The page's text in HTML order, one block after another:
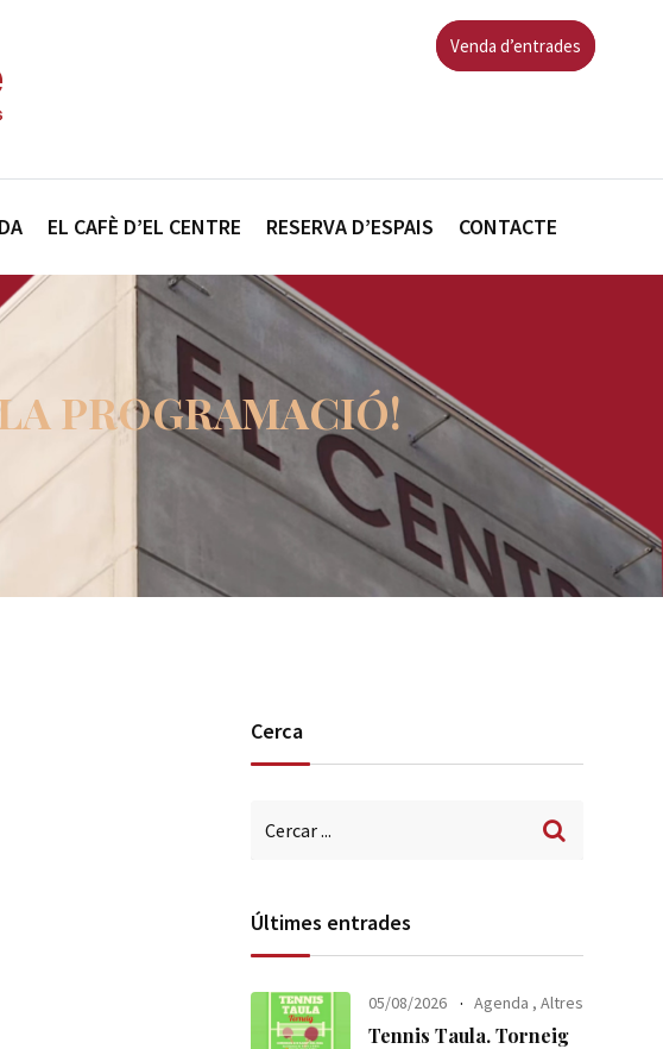
Venda d’entrades
EL CAFÈ D’EL CENTRE RESERVA D’ESPAIS CONTACTE
PROGRAMACIÓ!
Cerca
Últimes entrades
05/08/2026 Agenda , Altres
Tennis Taula. Torneig